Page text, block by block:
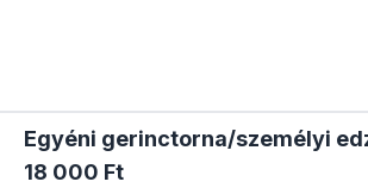
Egyéni gerinctorna/személyi
18 000 Ft